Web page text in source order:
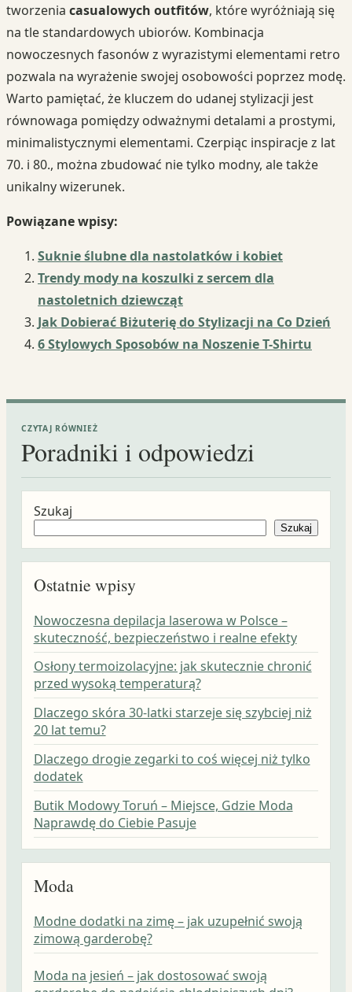
tworzenia casualowych outfitów, które wyróżniają się
na tle standardowych ubiorów. Kombinacja
nowoczesnych fasonów z wyrazistymi elementami retro
pozwala na wyrażenie swojej osobowości poprzez modę.
Warto pamiętać, że kluczem do udanej stylizacji jest
równowaga pomiędzy odważnymi detalami a prostymi,
minimalistycznymi elementami. Czerpiąc inspiracje z lat
70. i 80., można zbudować nie tylko modny, ale także
unikalny wizerunek.
Powiązane wpisy:
Suknie ślubne dla nastolatków i kobiet
Trendy mody na koszulki z sercem dla
nastoletnich dziewcząt
Jak Dobierać Biżuterię do Stylizacji na Co Dzień
6 Stylowych Sposobów na Noszenie T-Shirtu
CZYTAJ RÓWNIEŻ
Poradniki i odpowiedzi
Szukaj
Szukaj
Ostatnie wpisy
Nowoczesna depilacja laserowa w Polsce –
skuteczność, bezpieczeństwo i realne efekty
Osłony termoizolacyjne: jak skutecznie chronić
przed wysoką temperaturą?
Dlaczego skóra 30-latki starzeje się szybciej niż
20 lat temu?
Dlaczego drogie zegarki to coś więcej niż tylko
dodatek
Butik Modowy Toruń – Miejsce, Gdzie Moda
Naprawdę do Ciebie Pasuje
Moda
Modne dodatki na zimę – jak uzupełnić swoją
zimową garderobę?
Moda na jesień – jak dostosować swoją